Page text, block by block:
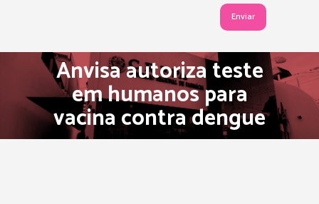
Anvisa autoriza teste
em humanos para
vacina contra dengue